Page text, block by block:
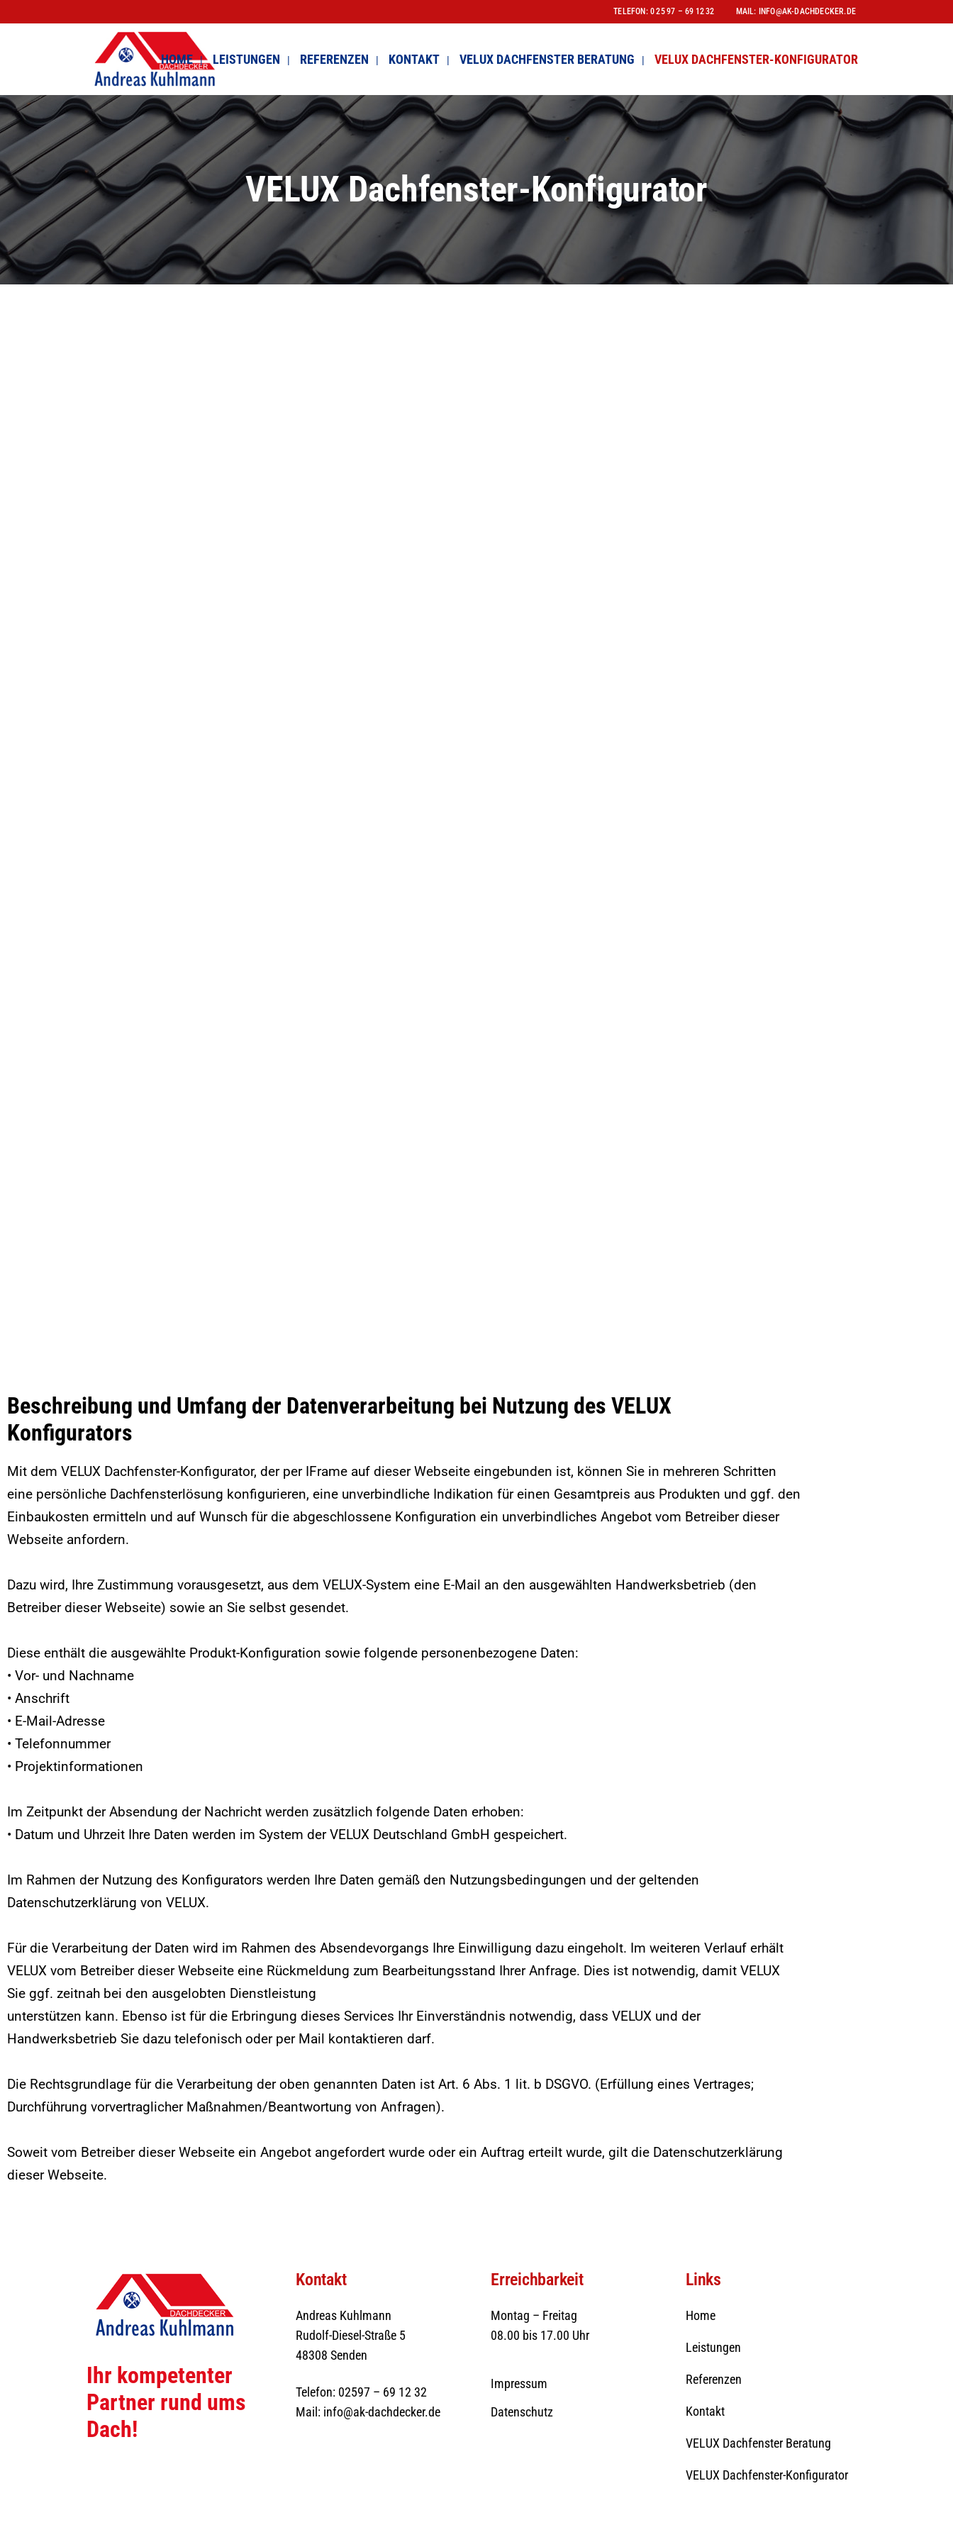
TELEFON: 0 25 97 – 69 12 32 MAIL: INFO@AK-DACHDECKER.DE
HOME LEISTUNGEN REFERENZEN KONTAKT VELUX DACHFENSTER BERATUNG VELUX DACHFENSTER-KONFIGURATOR
VELUX Dachfenster-Konfigurator
Beschreibung und Umfang der Datenverarbeitung bei Nutzung des VELUX
Konfigurators
Mit dem VELUX Dachfenster-Konfigurator, der per IFrame auf dieser Webseite eingebunden ist, können Sie in mehreren Schritten
eine persönliche Dachfensterlösung konfigurieren, eine unverbindliche Indikation füreinen Gesamtpreis aus Produkten und ggf. den
Einbaukosten ermitteln und auf Wunsch für die abgeschlossene Konfiguration ein unverbindliches Angebot vom Betreiber dieser
Webseite anfordern.
Dazu wird, Ihre Zustimmung vorausgesetzt, aus dem VELUX-System eine E-Mail an den ausgewählten Handwerksbetrieb (den
Betreiber dieser Webseite) sowie an Sie selbst gesendet.
Diese enthält die ausgewählte Produkt-Konfiguration sowie folgende personenbezogene Daten:
• Vor- und Nachname
• Anschrift
• E-Mail-Adresse
• Telefonnummer
• Projektinformationen
Im Zeitpunkt der Absendung der Nachricht werden zusätzlich folgende Daten erhoben:
• Datum und Uhrzeit Ihre Daten werden im System der VELUX Deutschland GmbH gespeichert.
Im Rahmen der Nutzung des Konfigurators werden Ihre Daten gemäß den Nutzungsbedingungen und der geltenden
Datenschutzerklärung von VELUX.
Für die Verarbeitung der Daten wird im Rahmen des Absendevorgangs Ihre Einwilligung dazu eingeholt. Im weiteren Verlauf erhält
VELUX vom Betreiber dieser Webseite eine Rückmeldung zum Bearbeitungsstand Ihrer Anfrage. Dies ist notwendig, damit VELUX
Sie ggf. zeitnah bei den ausgelobten Dienstleistung
unterstützen kann. Ebenso ist für die Erbringung dieses Services Ihr Einverständnis notwendig, dass VELUX und der
Handwerksbetrieb Sie dazu telefonisch oder per Mail kontaktieren darf.
Die Rechtsgrundlage für die Verarbeitung der oben genannten Daten ist Art. 6 Abs. 1 lit. b DSGVO. (Erfüllung eines Vertrages;
Durchführung vorvertraglicher Maßnahmen/Beantwortung von Anfragen).
Soweit vom Betreiber dieser Webseite ein Angebot angefordert wurde oder ein Auftrag erteilt wurde, gilt die Datenschutzerklärung
dieser Webseite.
Ihr kompetenter
Partner rund ums
Dach!
Kontakt
Andreas Kuhlmann
Rudolf-Diesel-Straße 5
48308 Senden
Telefon: 02597 – 69 12 32
Mail: info@ak-dachdecker.de
Erreichbarkeit
Montag – Freitag
08.00 bis 17.00 Uhr
Impressum
Datenschutz
Links
Home
Leistungen
Referenzen
Kontakt
VELUX Dachfenster Beratung
VELUX Dachfenster-Konfigurator